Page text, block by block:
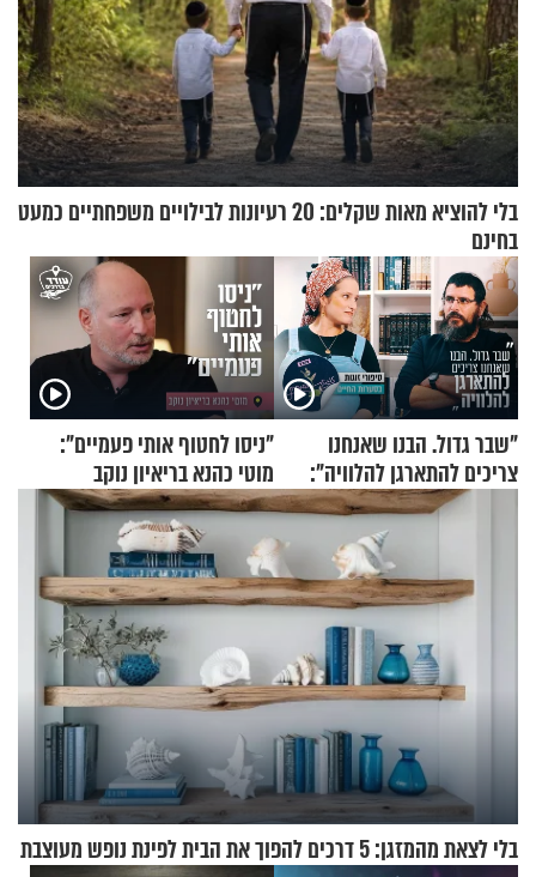
בלי להוציא מאות שקלים: 20 רעיונות לבילויים משפחתיים כמעט
בחינם
"שבר גדול. הבנו שאנחנו
צריכים להתארגן להלוויה":
זוגיות במבחן, הפעם עם מרים
"ניסו לחטוף אותי פעמיים":
מוטי כהנא בריאיון נוקב
בלי לצאת מהמזגן: 5 דרכים להפוך את הבית לפינת נופש מעוצבת